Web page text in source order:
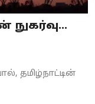
நுகர்வு...
தமிழ்நாட்டின்